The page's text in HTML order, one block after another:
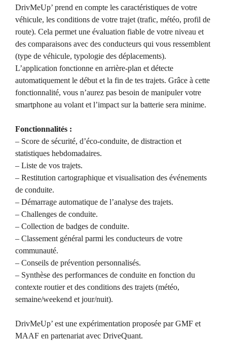
DrivMeUp’ prend en compte les caractéristiques de votre
véhicule, les conditions de votre trajet (trafic, météo, profil de
route). Cela permet une évaluation fiable de votre niveau et
des comparaisons avec des conducteurs qui vous ressemblent
(type de véhicule, typologie des déplacements).
L’application fonctionne en arrière-plan et détecte
automatiquement le début et la fin de tes trajets. Grâce à cette
fonctionnalité, vous n’aurez pas besoin de manipuler votre
smartphone au volant et l’impact sur la batterie sera minime.
Fonctionnalités :
– Score de sécurité, d’éco-conduite, de distraction et
statistiques hebdomadaires.
– Liste de vos trajets.
– Restitution cartographique et visualisation des événements
de conduite.
– Démarrage automatique de l’analyse des trajets.
– Challenges de conduite.
– Collection de badges de conduite.
– Classement général parmi les conducteurs de votre
communauté.
– Conseils de prévention personnalisés.
– Synthèse des performances de conduite en fonction du
contexte routier et des conditions des trajets (météo,
semaine/weekend et jour/nuit).
DrivMeUp’ est une expérimentation proposée par GMF et
MAAF en partenariat avec DriveQuant.